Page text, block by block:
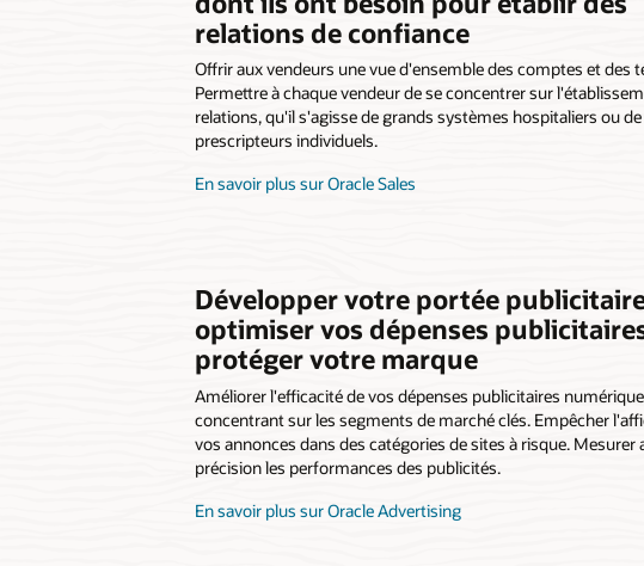
relations de confiance
Offrir aux vendeurs une vue d'ensemble des comptes et des
Permettre à chaque vendeur de se concentrer sur
relations, qu'il s'agisse de grands systèmes hospitaliers ou de
prescripteurs individuels.
En savoir plus sur Oracle Sales
Développer votre portée
optimiser vos dépenses
protéger votre marque
Améliorer l'efficacité de vos dépenses publicitaires
concentrant sur les segments de marché clés. Empêcher
vos annonces dans des catégories de sites à risque. Mesurer
précision les performances des publicités.
En savoir plus sur Oracle Advertising